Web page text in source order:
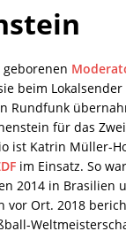
beim Lokalsender
Rundfunk
für das
ist Katrin Müller-
im Einsatz. So
2014 in Brasilien
vor Ort. 2018